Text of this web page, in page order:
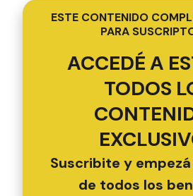
ESTE CONTENIDO
PARA
ACCEDÉ A
TODOS
Suscribite y
de todos los